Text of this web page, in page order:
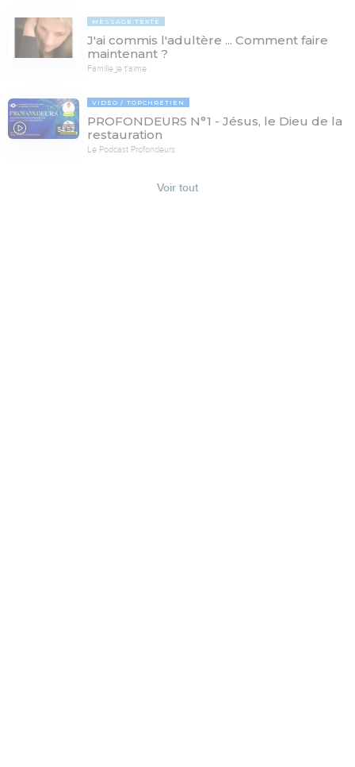
MESSAGE TEXTE
J'ai commis l'adultère ... Comment faire
maintenant ?
Famille je t'aime
54:52
VIDÉO TOPCHRÉTIEN
PROFONDEURS N°1 - Jésus, le Dieu de la
restauration
Le Podcast Profondeurs
Voir tout